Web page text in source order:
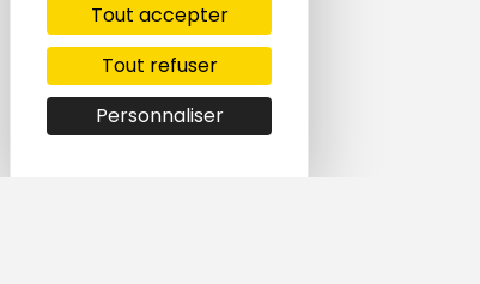
Tout accepter
Tout refuser
Personnaliser